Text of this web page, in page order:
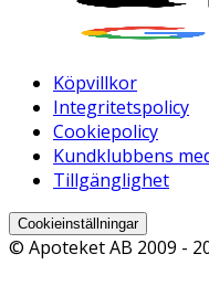
Köpvillkor
Integritetspolicy
Cookiepolicy
Kundklubbens
Tillgänglighet
Cookieinställningar
© Apoteket AB 2009 -